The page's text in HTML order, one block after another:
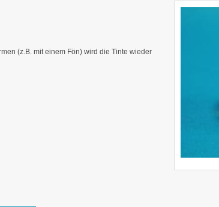
(z.B. mit einem Fön) wird die Tinte wieder